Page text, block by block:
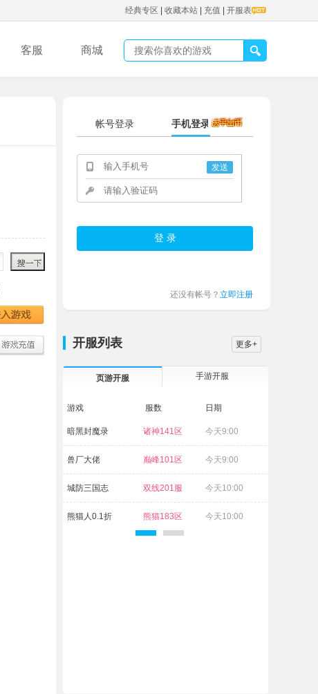
经典专区 收藏本站 充值 开服表
客服 商城
帐号登录 手机登录
发送
还没有帐号？ 立即注册
开服列表 更多+
页游开服 手游开服
游戏 服数 日期
暗黑封魔录 诸神141区 今天9:00
兽厂大佬 巅峰101区 今天9:00
城防三国志 双线201服 今天10:00
熊猫人0.1折 熊猫183区 今天10:00